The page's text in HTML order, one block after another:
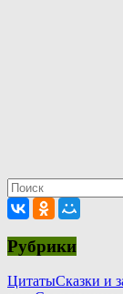
Рубрики
ЦитатыСказки и